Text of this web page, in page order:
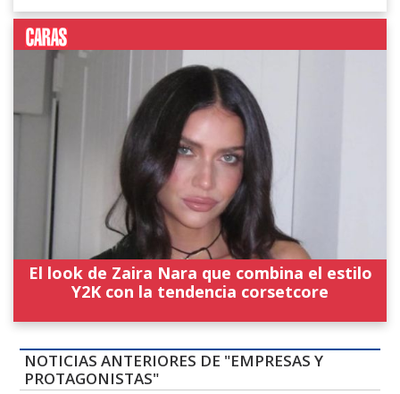
El look de Zaira Nara que combina el estilo
Y2K con la tendencia corsetcore
NOTICIAS ANTERIORES DE "EMPRESAS Y
PROTAGONISTAS"